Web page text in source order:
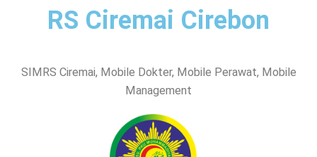
RS Ciremai Cirebon
SIMRS Ciremai, Mobile Dokter, Mobile Perawat, Mobile
Management